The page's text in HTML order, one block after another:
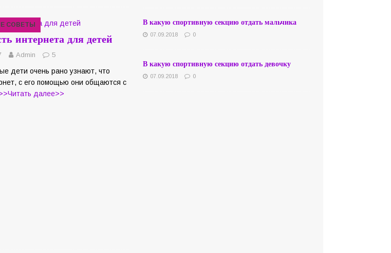
СОВЕТЫ
интернета для детей
Admin 5
дети очень рано узнают, что
с его помощью они общаются с
далее>>
В какую спортивную секцию отдать мальчика
07.09.2018 0
В какую спортивную секцию отдать девочку
07.09.2018 0